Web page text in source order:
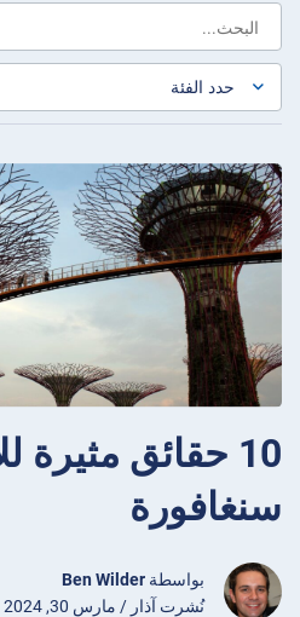
10 حقائق مثيرة
سنغافورة
بواسطة Ben Wilder
نُشرت آذار / مارس 30, 2024 • 6m للقراءة